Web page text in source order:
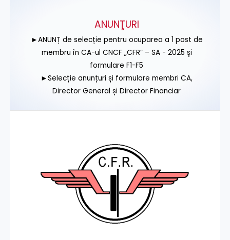
ANUNŢURI
►ANUNȚ de selecție pentru ocuparea a 1 post de
membru în CA-ul CNCF „CFR” – SA - 2025 și
formulare F1-F5
►Selecție anunțuri și formulare membri CA,
Director General și Director Financiar